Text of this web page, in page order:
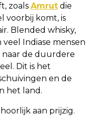
zoals Amrut die
voorbij komt, is
Blended whisky,
Indiase mensen
naar de duurdere
Dit is het
en de
het land.
aan prijzig.